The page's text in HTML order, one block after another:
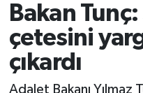
Bakan
çetesini
çıkardı
Adalet Bakanı
Eğitim
Ekonomi
Trafik Durumu
Süper Lig Puan